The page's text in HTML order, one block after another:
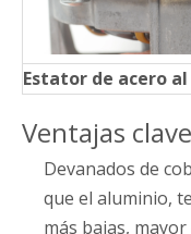
Estator de acero
Ventajas clave
Devanados de
que el aluminio,
más bajas,